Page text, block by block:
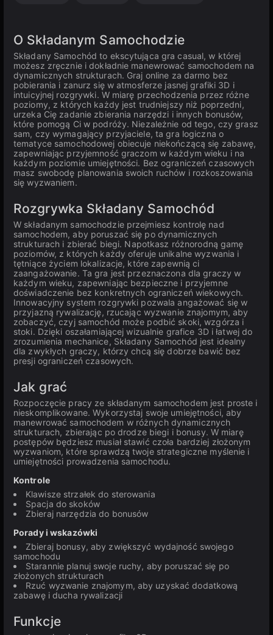
O Składanym Samochodzie
Składany Samochód to ekscytująca gra casual, w której
możesz zręcznie i dokładnie manewrować samochodem na
dynamicznych strukturach. Graj online za darmo bez
pobierania i zanurz się w atmosferze jasnej grafiki 3D i
intuicyjnej rozgrywki. W miarę przechodzenia przez różne
poziomy, z których każdy jest trudniejszy niż poprzedni,
urzeka Cię zadanie zbierania narzędzi i innych bonusów,
które pomogą Ci w podróży. Niezależnie od tego, czy grasz
sam, czy wymagający przyjaciele, ta gra logiczna o
tematyce samochodowej obiecuje niekończącą się zabawę,
zapewniając przyjemność graczom w każdym wieku i na
każdym poziomie umiejętności. Bez ograniczeń czasowych
masz swobodę planowania swoich ruchów i rozkoszowania
się wyzwaniem.
Rozgrywka Składany Samochód
W składanym samochodzie przejmiesz kontrolę nad
samochodem, aby poruszać się po dynamicznych
strukturach i zbierać biegi. Napotkasz różnorodną gamę
poziomów, z których każdy oferuje unikalne wyzwania i
tętniące życiem lokalizacje, które zapewnią ci
zaangażowanie. Ta gra jest przeznaczona dla graczy w
każdym wieku, zapewniając bezpieczne i przyjemne
doświadczenie bez konkretnych ograniczeń wiekowych.
Innowacyjny system rozgrywki pozwala angażować się w
przyjazną rywalizację, rzucając wyzwanie znajomym, aby
zobaczyć, czyj samochód może podbić skoki, wzgórza i
stoki. Dzięki oszałamiającej wizualnie grafice 3D i łatwej do
zrozumienia mechanice, Składany Samochód jest idealny
dla zwykłych graczy, którzy chcą się dobrze bawić bez
presji ograniczeń czasowych.
Jak grać
Rozpoczęcie pracy ze składanym samochodem jest proste i
nieskomplikowane. Wykorzystaj swoje umiejętności, aby
manewrować samochodem w różnych dynamicznych
strukturach, zbierając po drodze biegi i bonusy. W miarę
postępów będziesz musiał stawić czoła bardziej złożonym
wyzwaniom, które sprawdzą twoje strategiczne myślenie i
umiejętności prowadzenia samochodu.
Kontrole
Klawisze strzałek do sterowania
Spacja do skoków
Zbieraj narzędzia do bonusów
Porady i wskazówki
Zbieraj bonusy, aby zwiększyć wydajność swojego
samochodu
Starannie planuj swoje ruchy, aby poruszać się po
złożonych strukturach
Rzuć wyzwanie znajomym, aby uzyskać dodatkową
zabawę i ducha rywalizacji
Funkcje